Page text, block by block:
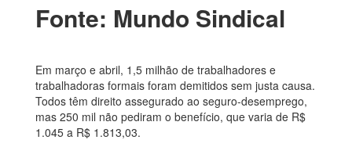
Fonte: Mundo Sindical
Em março e abril, 1,5 milhão de trabalhadores e
trabalhadoras formais foram demitidos sem justa causa.
Todos têm direito assegurado ao seguro-desemprego,
mas 250 mil não pediram o benefício, que varia de R$
1.045 a R$ 1.813,03.